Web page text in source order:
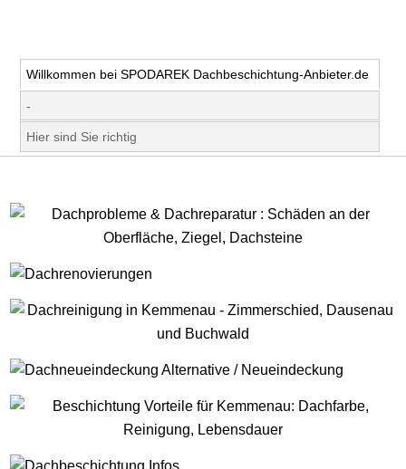
Willkommen bei SPODAREK Dachbeschichtung-Anbieter.de
-
Hier sind Sie richtig